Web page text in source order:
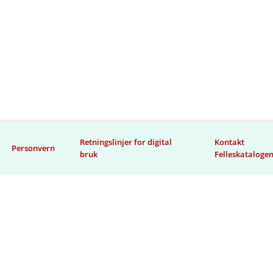
Personvern
Retningslinjer for digital
bruk
Kontakt
Felleskatalogen